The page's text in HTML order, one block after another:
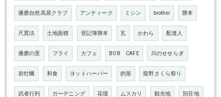
播磨自然高原クラブ アンティーク ミシン brother 謄本
尺貫法 土地面積 登記簿謄本 瓦 かわら 配達人
播磨の里 フライ カフェ BOB CAFE 川のせせらぎ
岩牡蠣 和食 ヨットハーバー 的形 龍野さくら祭り
武者行列 ガーデニング 花壇 ムスカリ 観光地 別荘地